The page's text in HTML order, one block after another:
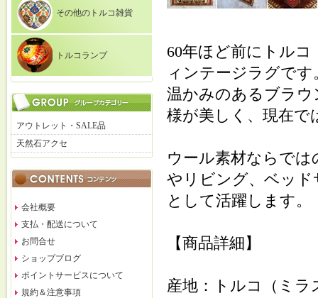
その他のトルコ雑貨
トルコランプ
アウトレット・SALE品
天然石アクセ
会社概要
支払・配送について
お問合せ
ショップブログ
ポイントサービスについて
規約＆注意事項
60年ほど前にトル
ィンテージラグです
温かみのあるブラ
様が美しく、現在で
ウール素材ならで
やリビング、ベッ
として活躍します。
【商品詳細】
産地：トルコ（ミラ